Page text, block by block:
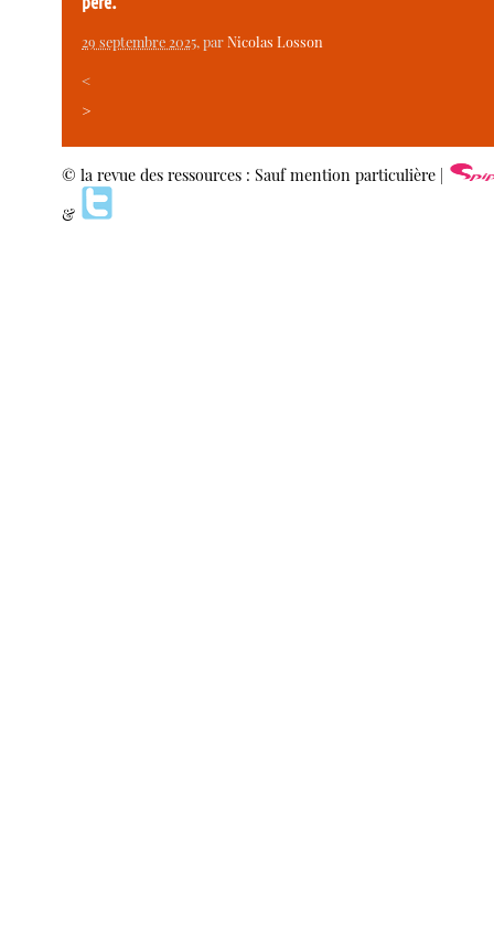
29 septembre 2025, parNicolas Losson
<
>
© la revue des ressources : Sauf mention particulière |
&